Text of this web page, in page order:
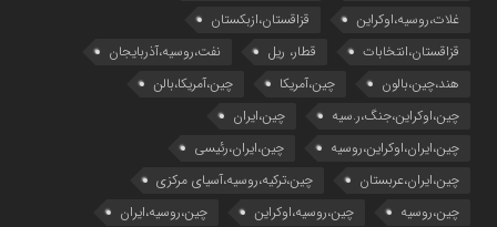
غلات،روسیه،اوکراین
قزاقستان،ازبکستان
قزاقستان،انتخابات
قطار، ریل
نفت،روسیه،آذربایجان
هند،چین،بالون
چین،آمریکا
چین،آمریکا،بالن
چین،اوکراین،جنگ،ر.سیه
چین،ایران
چین،ایران،اوکراین،روسیه
چین،ایران،رئیسی
چین،ایران،عربستان
چین،ترکیه،روسیه،آسیای مرکزی
چین،روسیه
چین،روسیه،اوکراین چین،روسیه،ایران